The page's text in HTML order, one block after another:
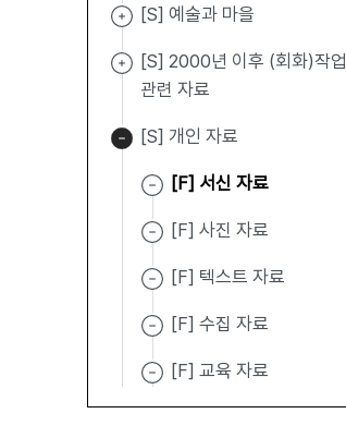
[S] 예술과 마을
[S] 2000년 이후 (회화)작업
관련 자료
[S] 개인 자료
[F] 서신 자료
[F] 사진 자료
[F] 텍스트 자료
[F] 수집 자료
[F] 교육 자료